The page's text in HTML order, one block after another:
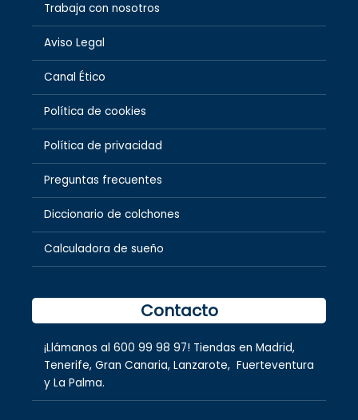
Trabaja con nosotros
Aviso Legal
Canal Ético
Política de cookies
Política de privacidad
Preguntas frecuentes
Diccionario de colchones
Calculadora de sueño
Contacto
¡Llámanos al 600 99 98 97! Tiendas en Madrid,
Tenerife, Gran Canaria, Lanzarote, Fuerteventura
y La Palma.